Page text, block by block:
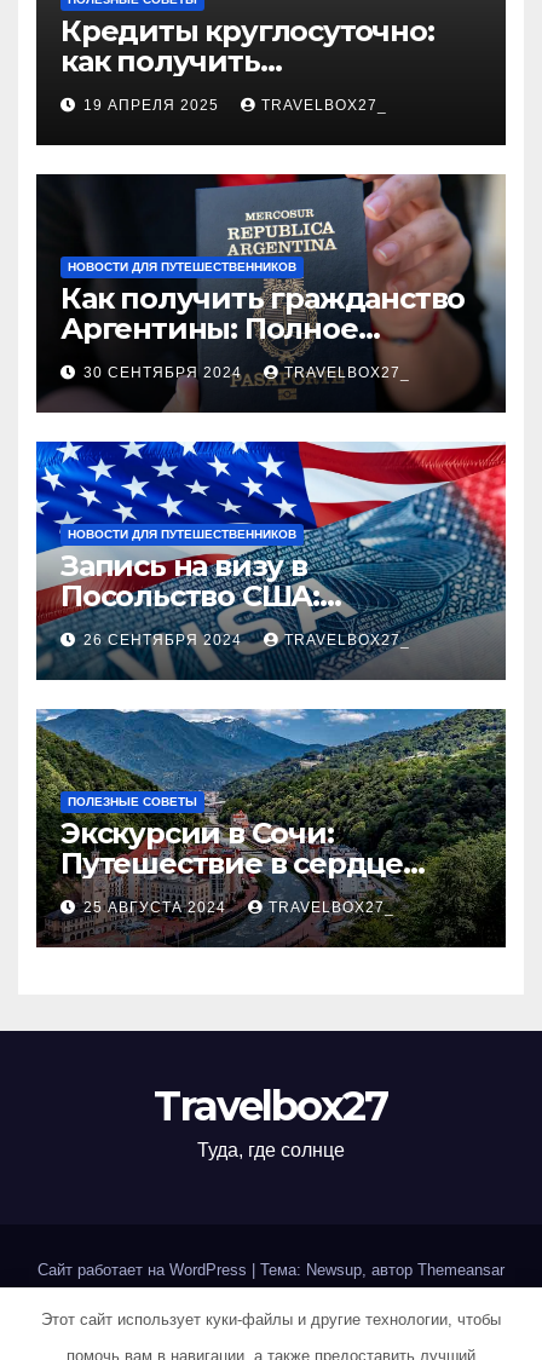
Кредиты круглосуточно:
как получить
финансирование в любое
время
19 АПРЕЛЯ 2025 TRAVELBOX27_
НОВОСТИ ДЛЯ ПУТЕШЕСТВЕННИКОВ
Как получить гражданство
Аргентины: Полное
руководство
30 СЕНТЯБРЯ 2024 TRAVELBOX27_
НОВОСТИ ДЛЯ ПУТЕШЕСТВЕННИКОВ
Запись на визу в
Посольство США:
Пошаговое руководство
26 СЕНТЯБРЯ 2024 TRAVELBOX27_
ПОЛЕЗНЫЕ СОВЕТЫ
Экскурсии в Сочи:
Путешествие в сердце
Черноморского курорта
25 АВГУСТА 2024 TRAVELBOX27_
Travelbox27
Туда, где солнце
Сайт работает на WordPress Тема: Newsup, автор Themeansar
Home Sample Page Авторам и правообладателям
Этот сайт использует куки-файлы и другие технологии, чтобы
помочь вам в навигации, а также предоставить лучший